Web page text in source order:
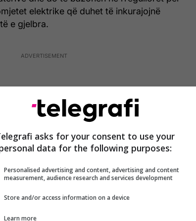
elektrike që duhet të inkurajojnë
e gjelbra.
financiare për nxjerrjen e
asks for your consent to use your
data for the following purposes:
Personalised advertising and content, advertising and content
measurement, audience research and services development
Store and/or access information on a device
Learn more